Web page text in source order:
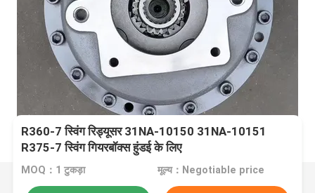
R360-7 स्विंग रिड्यूसर 31NA-10150 31NA-10151
R375-7 स्विंग गियरबॉक्स हुंडई के लिए
MOQ：1 टुकड़ा मूल्य：Negotiable price